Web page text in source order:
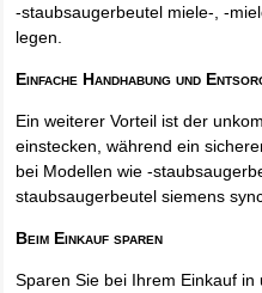
-staubsaugerbeutel miele-, -
legen.
Einfache Handhabung und
Ein weiterer Vorteil ist der
einstecken, während ein
bei Modellen wie -
staubsaugerbeutel siemens
Beim Einkauf sparen
Sparen Sie bei Ihrem Einkauf